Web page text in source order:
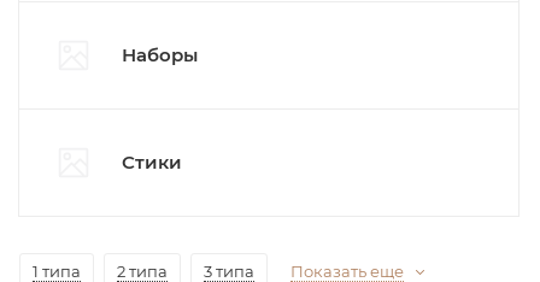
Наборы
Стики
1 типа 2 типа 3 типа Показать еще